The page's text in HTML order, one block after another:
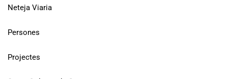
Neteja Viaria
Persones
Projectes